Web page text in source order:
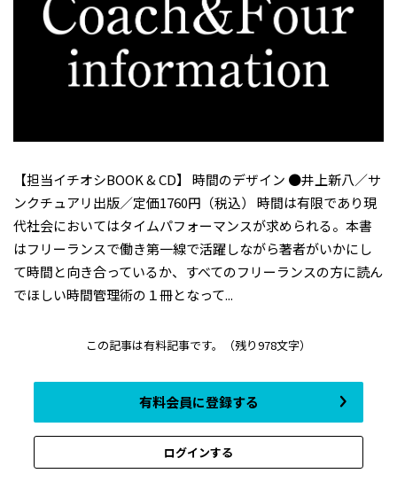
【担当イチオシBOOK & CD】 時間のデザイン ●井上新八／サ
ンクチュアリ出版／定価1760円（税込） 時間は有限であり現
代社会においてはタイムパフォーマンスが求められる。本書
はフリーランスで働き第一線で活躍しながら著者がいかにし
て時間と向き合っているか、すべてのフリーランスの方に読ん
でほしい時間管理術の１冊となって...
この記事は有料記事です。 （残り978文字）
有料会員に登録する
ログインする